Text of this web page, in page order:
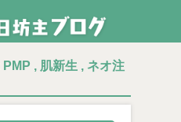
PMP , 肌新生 , ネオ注